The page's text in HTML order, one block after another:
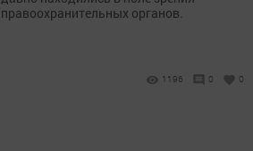
правоохранительных органов.
1196 0 0